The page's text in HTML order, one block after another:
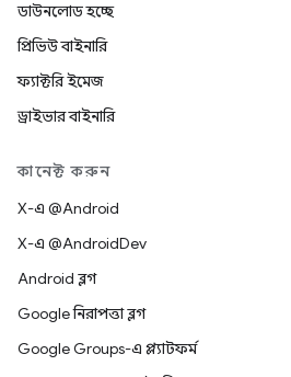
ডাউনলোড হচ্ছে
প্রিভিউ বাইনারি
ফ্যাক্টরি ইমেজ
ড্রাইভার বাইনারি
কানেক্ট করুন
X-এ @Android
X-এ @AndroidDev
Android ব্লগ
Google নিরাপত্তা ব্লগ
Google Groups-এ প্ল্যাটফর্ম